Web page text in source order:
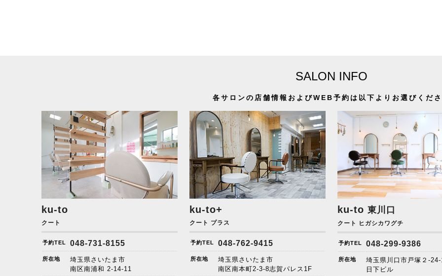
SALON INFO
各サロンの店舗情報およびWEB予約は以下よりお選びくだ
ku-to
クート
予約TEL 048-731-8155
所在地
埼玉県さいたま市
南区南浦和 2-14-11
ku-to+
クート プラス
予約TEL 048-762-9415
所在地
埼玉県さいたま市
南区南本町2-3-8志賀パレス1F
ku-to 東川口
クート ヒガシカワグチ
予約TEL 048-299-9386
所在地
埼玉県川口市戸塚２-
日下ビル